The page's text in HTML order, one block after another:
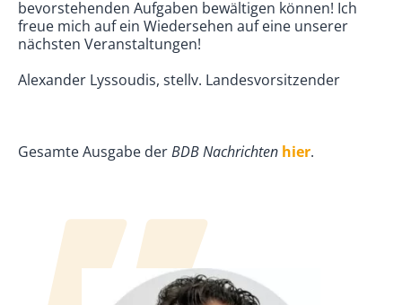
bevorstehenden Aufgaben bewältigen können! Ich
freue mich auf ein Wiedersehen auf eine unserer
nächsten Veranstaltungen!
Alexander Lyssoudis, stellv. Landesvorsitzender
Gesamte Ausgabe derBDB Nachrichten hier.